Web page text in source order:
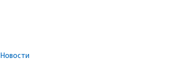
Новости